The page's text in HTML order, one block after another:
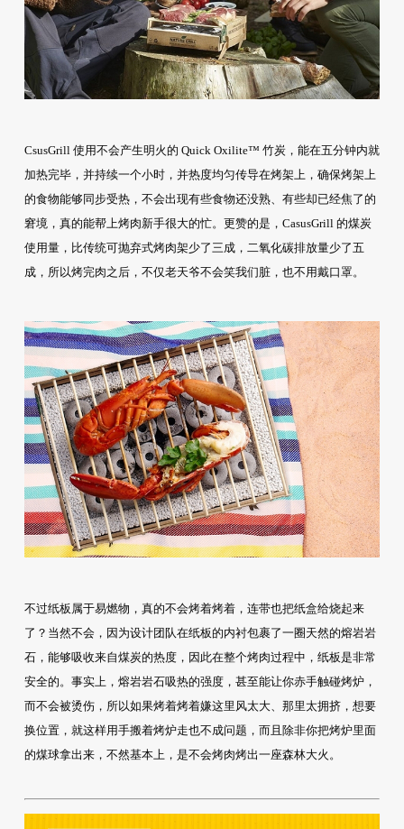
CsusGrill 使用不会产生明火的 Quick Oxilite™ 竹炭，能在五分钟内就
加热完毕，并持续一个小时，并热度均匀传导在烤架上，确保烤架上
的食物能够同步受热，不会出现有些食物还没熟、有些却已经焦了的
窘境，真的能帮上烤肉新手很大的忙。更赞的是，CasusGrill 的煤炭
使用量，比传统可抛弃式烤肉架少了三成，二氧化碳排放量少了五
成，所以烤完肉之后，不仅老天爷不会笑我们脏，也不用戴口罩。
不过纸板属于易燃物，真的不会烤着烤着，连带也把纸盒给烧起来
了？当然不会，因为设计团队在纸板的内衬包裹了一圈天然的熔岩岩
石，能够吸收来自煤炭的热度，因此在整个烤肉过程中，纸板是非常
安全的。事实上，熔岩岩石吸热的强度，甚至能让你赤手触碰烤炉，
而不会被烫伤，所以如果烤着烤着嫌这里风太大、那里太拥挤，想要
换位置，就这样用手搬着烤炉走也不成问题，而且除非你把烤炉里面
的煤球拿出来，不然基本上，是不会烤肉烤出一座森林大火。